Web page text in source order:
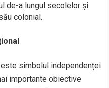
de-a lungul secolelor și
colonial.
simbolul independenței
importante obiective